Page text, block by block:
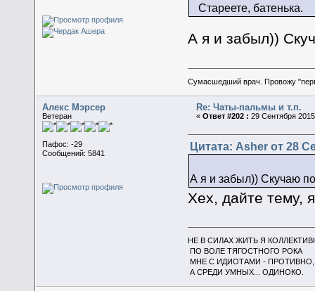
Стареете, батенька.
А я и забыл))
Сумасшедший врач. Провожу
Алекс Мэрсер
Ветеран
Пафос: -29
Сообщений: 5841
Re: Чаты-пальмы и т.п.
«Ответ #202 : 29 Сентября
Цитата: Asher от 28
А я и забыл)) Скучаю
Хех, дайте тему,
НЕ В СИЛАХ ЖИТЬ Я
ПО ВОЛЕ ТЯГОСТНОГО РОКА
МНЕ С ИДИОТАМИ - ПРОТИВНО,
А СРЕДИ УМНЫХ... ОДИНОКО.